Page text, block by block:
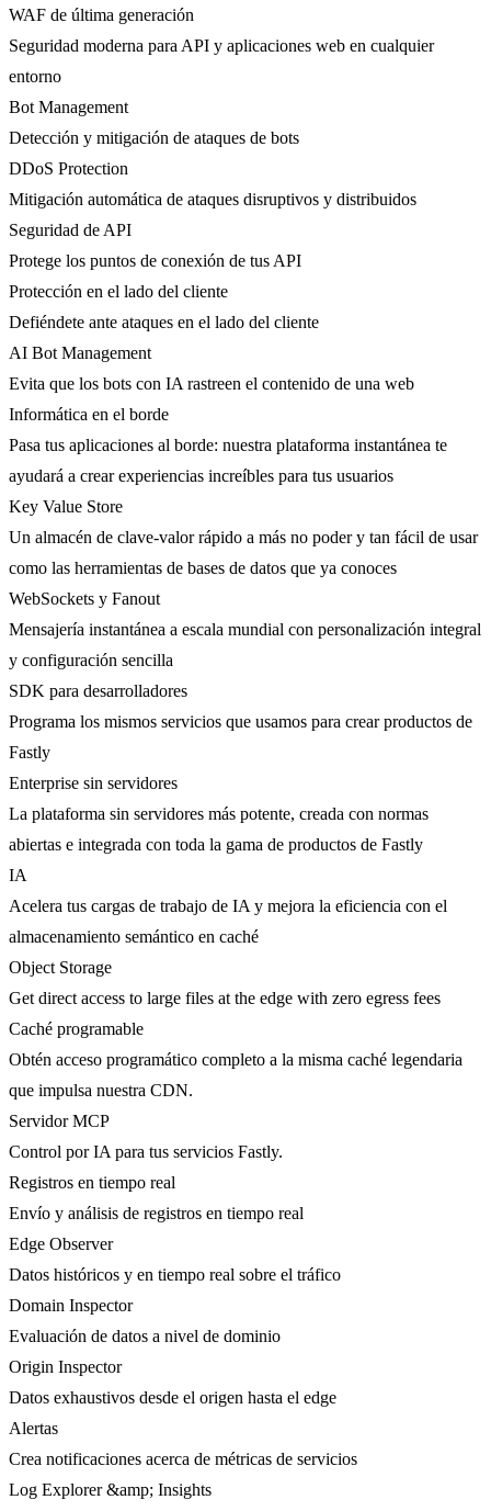
WAF de última generación
Seguridad moderna para API y aplicaciones web en cualquier
entorno
Bot Management
Detección y mitigación de ataques de bots
DDoS Protection
Mitigación automática de ataques disruptivos y distribuidos
Seguridad de API
Protege los puntos de conexión de tus API
Protección en el lado del cliente
Defiéndete ante ataques en el lado del cliente
AI Bot Management
Evita que los bots con IA rastreen el contenido de una web
Informática en el borde
Pasa tus aplicaciones al borde: nuestra plataforma instantánea te
ayudará a crear experiencias increíbles para tus usuarios
Key Value Store
Un almacén de clave-valor rápido a más no poder y tan fácil de usar
como las herramientas de bases de datos que ya conoces
WebSockets y Fanout
Mensajería instantánea a escala mundial con personalización integral
y configuración sencilla
SDK para desarrolladores
Programa los mismos servicios que usamos para crear productos de
Fastly
Enterprise sin servidores
La plataforma sin servidores más potente, creada con normas
abiertas e integrada con toda la gama de productos de Fastly
IA
Acelera tus cargas de trabajo de IA y mejora la eficiencia con el
almacenamiento semántico en caché
Object Storage
Get direct access to large files at the edge with zero egress fees
Caché programable
Obtén acceso programático completo a la misma caché legendaria
que impulsa nuestra CDN.
Servidor MCP
Control por IA para tus servicios Fastly.
Registros en tiempo real
Envío y análisis de registros en tiempo real
Edge Observer
Datos históricos y en tiempo real sobre el tráfico
Domain Inspector
Evaluación de datos a nivel de dominio
Origin Inspector
Datos exhaustivos desde el origen hasta el edge
Alertas
Crea notificaciones acerca de métricas de servicios
Log Explorer &amp; Insights